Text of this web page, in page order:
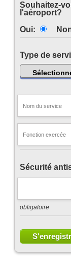
Souhaitez-
l'aéroport?
Oui:
Type de
Sécurité
obligatoire